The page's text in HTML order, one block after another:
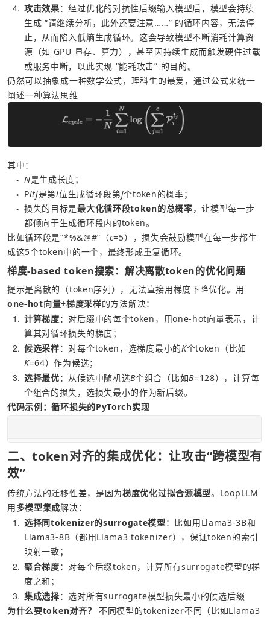
4 攻击效果：经过优化的对抗性后缀输入模型后，模型会持续
生成 “请继续分析，此外还要注意……” 的循环内容，无法停
止，从而陷入低熵生成循环。这会导致模型不断消耗计算资
源（如 GPU 显存、算力），甚至因持续生成而触发硬件过载
或服务中断，以此实现 “能耗攻击” 的目的。
仍然可以抽象成一种数学公式，理科生的最爱，通过公式来统一
阐述一种算法思维
其中：
● N是生成长度；
● Pitj是第i位生成循环段第j个token的概率；
● 损失的目标是最大化循环段token的总概率，让模型每一步
都倾向于生成循环段内的token。
比如循环段是“*%&@#”（c=5），损失会鼓励模型在每一步都生
成这5个token中的一个，最终形成重复循环。
梯度-based token搜索：解决离散token的优化问题
提示是离散的（token序列），无法直接用梯度下降优化。用
one-hot向量+梯度采样的方法解决：
1 计算梯度：对后缀中的每个token，用one-hot向量表示，计
算其对循环损失的梯度；
2 候选采样：对每个token，选梯度最小的K个token（比如
K=64）作为候选；
3 选择最优：从候选中随机选B个组合（比如B=128），计算每
个组合的损失，选损失最小的作为新后缀。
代码示例：循环损失的PyTorch实现
二、token对齐的集成优化：让攻击“跨模型有
效”
传统方法的迁移性差，是因为梯度优化过拟合源模型。LoopLLM
用多模型集成解决：
1 选择同tokenizer的surrogate模型：比如用Llama3-3B和
Llama3-8B（都用Llama3 tokenizer），保证token的索引
映射一致；
2 聚合梯度：对每个后缀token，计算所有surrogate模型的梯
度之和；
3 集成选择：选对所有surrogate模型损失最小的候选后缀
为什么要token对齐？
不同模型的tokenizer不同（比如Llama3